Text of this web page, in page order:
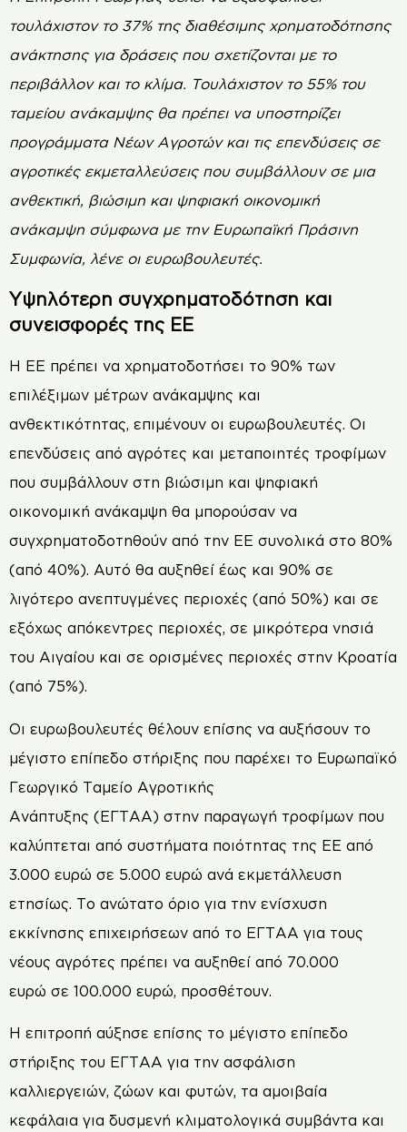
τουλάχιστον το 37% της διαθέσιμης χρηματοδότησης
ανάκτησης για δράσεις που σχετίζονται με το
περιβάλλον και το κλίμα. Τουλάχιστον το 55% του
ταμείου ανάκαμψης θα πρέπει να υποστηρίζει
προγράμματα Νέων Αγροτών και τις επενδύσεις σε
αγροτικές εκμεταλλεύσεις που συμβάλλουν σε μια
ανθεκτική, βιώσιμη και ψηφιακή οικονομική
ανάκαμψη σύμφωνα με την Ευρωπαϊκή Πράσινη
Συμφωνία, λένε οι ευρωβουλευτές.
Υψηλότερη συγχρηματοδότηση και
συνεισφορές της ΕΕ
Η ΕΕ πρέπει να χρηματοδοτήσει το 90% των
επιλέξιμων μέτρων ανάκαμψης και
ανθεκτικότητας, επιμένουν οι ευρωβουλευτές. Οι
επενδύσεις από αγρότες και μεταποιητές τροφίμων
που συμβάλλουν στη βιώσιμη και ψηφιακή
οικονομική ανάκαμψη θα μπορούσαν να
συγχρηματοδοτηθούν από την ΕΕ συνολικά στο 80%
(από 40%). Αυτό θα αυξηθεί έως και 90% σε
λιγότερο ανεπτυγμένες περιοχές (από 50%) και σε
εξόχως απόκεντρες περιοχές, σε μικρότερα νησιά
του Αιγαίου και σε ορισμένες περιοχές στην Κροατία
(από 75%).
Οι ευρωβουλευτές θέλουν επίσης να αυξήσουν το
μέγιστο επίπεδο στήριξης που παρέχει το Ευρωπαϊκό
Γεωργικό Ταμείο Αγροτικής
Ανάπτυξης (ΕΓΤΑΑ) στην παραγωγή τροφίμων που
καλύπτεται από συστήματα ποιότητας της ΕΕ από
3.000 ευρώ σε 5.000 ευρώ ανά εκμετάλλευση
ετησίως. Το ανώτατο όριο για την ενίσχυση
εκκίνησης επιχειρήσεων από το ΕΓΤΑΑ για τους
νέους αγρότες πρέπει να αυξηθεί από 70.000
ευρώ σε 100.000 ευρώ, προσθέτουν.
Η επιτροπή αύξησε επίσης το μέγιστο επίπεδο
στήριξης του ΕΓΤΑΑ για την ασφάλιση
καλλιεργειών, ζώων και φυτών, τα αμοιβαία
κεφάλαια για δυσμενή κλιματολογικά συμβάντα και